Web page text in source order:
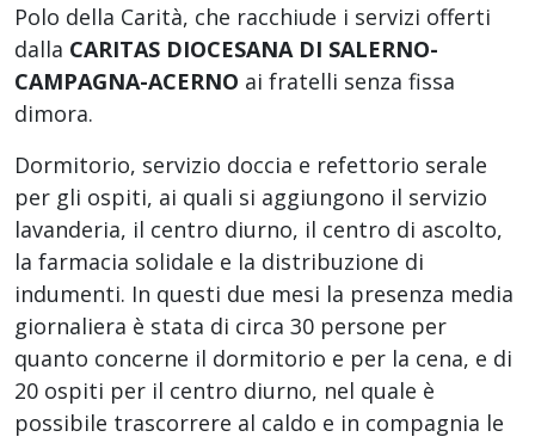
Polo della Carità, che racchiude i servizi offerti
dalla CARITAS DIOCESANA DI SALERNO-
CAMPAGNA-ACERNO ai fratelli senza fissa
dimora.
Dormitorio, servizio doccia e refettorio serale
per gli ospiti, ai quali si aggiungono il servizio
lavanderia, il centro diurno, il centro di ascolto,
la farmacia solidale e la distribuzione di
indumenti. In questi due mesi la presenza media
giornaliera è stata di circa 30 persone per
quanto concerne il dormitorio e per la cena, e di
20 ospiti per il centro diurno, nel quale è
possibile trascorrere al caldo e in compagnia le